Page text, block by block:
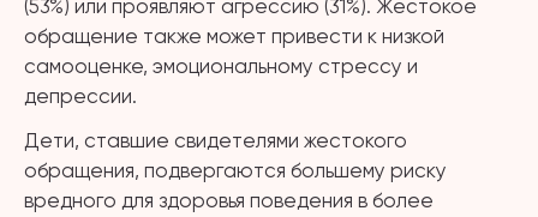
(53%) или проявляют агрессию (31%). Жестокое
обращение также может привести к низкой
самооценке, эмоциональному стрессу и
депрессии.
Дети, ставшие свидетелями жестокого
обращения, подвергаются большему риску
вредного для здоровья поведения в более